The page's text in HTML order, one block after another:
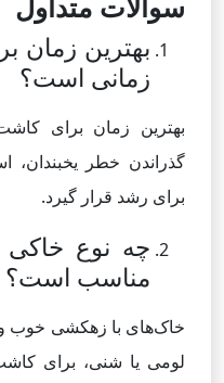
بهترین زمان
زمانی است؟
بهترین زمان برای
گذراندن خطر
برای رشد قرار گیرد.
چه نوع خاکی
مناسب است؟
لومی یا شنی، برای